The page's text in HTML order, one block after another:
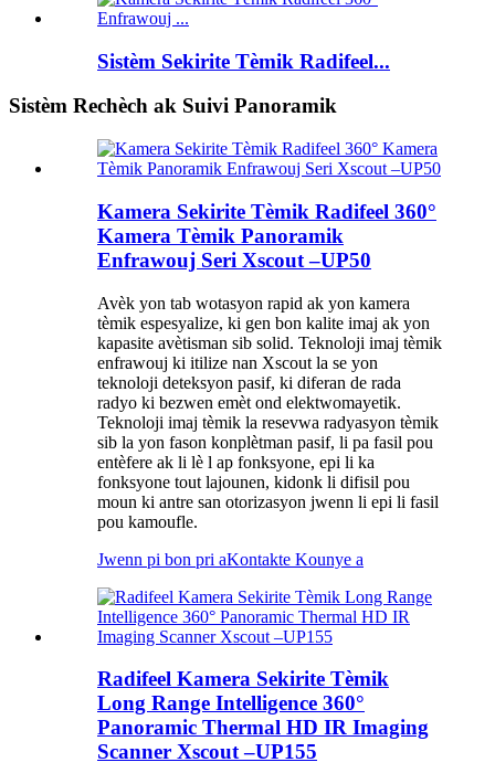
Sistèm Sekirite Tèmik Radifeel...
Sistèm Rechèch ak Suivi Panoramik
Kamera Sekirite Tèmik Radifeel 360°
Kamera Tèmik Panoramik
Enfrawouj Seri Xscout –UP50
Avèk yon tab wotasyon rapid ak yon kamera
tèmik espesyalize, ki gen bon kalite imaj ak yon
kapasite avètisman sib solid. Teknoloji imaj tèmik
enfrawouj ki itilize nan Xscout la se yon
teknoloji deteksyon pasif, ki diferan de rada
radyo ki bezwen emèt ond elektwomayetik.
Teknoloji imaj tèmik la resevwa radyasyon tèmik
sib la yon fason konplètman pasif, li pa fasil pou
entèfere ak li lè l ap fonksyone, epi li ka
fonksyone tout lajounen, kidonk li difisil pou
moun ki antre san otorizasyon jwenn li epi li fasil
pou kamoufle.
Jwenn pi bon pri aKontakte Kounye a
Radifeel Kamera Sekirite Tèmik
Long Range Intelligence 360°
Panoramic Thermal HD IR Imaging
Scanner Xscout –UP155